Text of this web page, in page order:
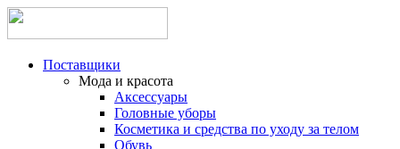
Поставщики
Мода и красота
Аксессуары
Головные уборы
Косметика и средства по уходу за телом
Обувь